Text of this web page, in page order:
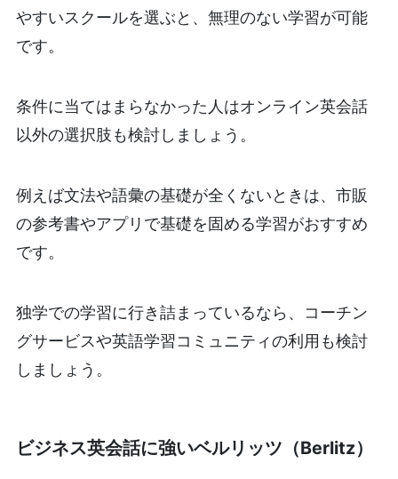
やすいスクールを選ぶと、無理のない学習が可能
です。
条件に当てはまらなかった人はオンライン英会話
以外の選択肢も検討しましょう。
例えば文法や語彙の基礎が全くないときは、市販
の参考書やアプリで基礎を固める学習がおすすめ
です。
独学での学習に行き詰まっているなら、コーチン
グサービスや英語学習コミュニティの利用も検討
しましょう。
ビジネス英会話に強いベルリッツ（Berlitz）